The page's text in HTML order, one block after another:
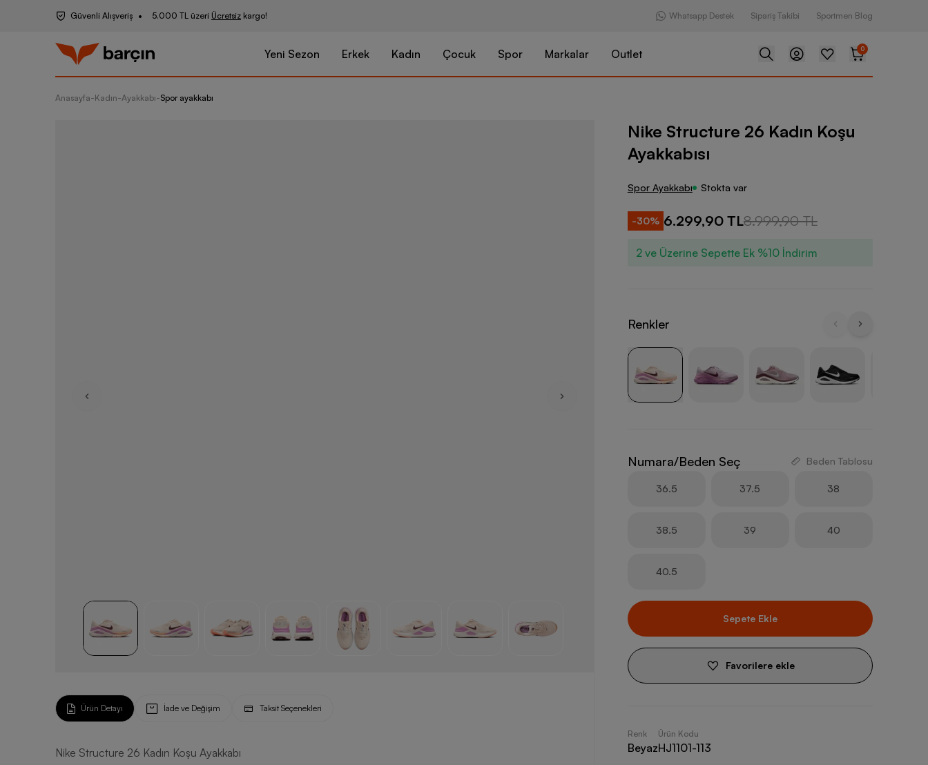
Güvenli Alışveriş 5.000 TL üzeri Ücretsiz kargo! Whatsapp Destek Sipariş Takibi Sportmen Blog
Yeni Sezon Erkek Kadın Çocuk Spor Markalar Outlet 0
Anasayfa-Kadın-Ayakkabı-Spor ayakkabı
Nike Structure 26 Kadın Koşu Ayakkabısı
Ürün Detayı İade ve Değişim Taksit Seçenekleri
Nike Structure 26 Kadın Koşu Ayakkabı
Nike Structure 26 Kadın Koşu
Ayakkabısı
Spor Ayakkabı Stokta var
-30% 6.299,90 TL8.999,90 TL
2 ve Üzerine Sepette Ek %10 İndirim
Renkler
Numara/Beden Seç Beden Tablosu
36.5 37.5 38
38.5 39 40
40.5
Sepete Ekle
Favorilere ekle
Renk
Beyaz
Ürün Kodu
HJ1101-113